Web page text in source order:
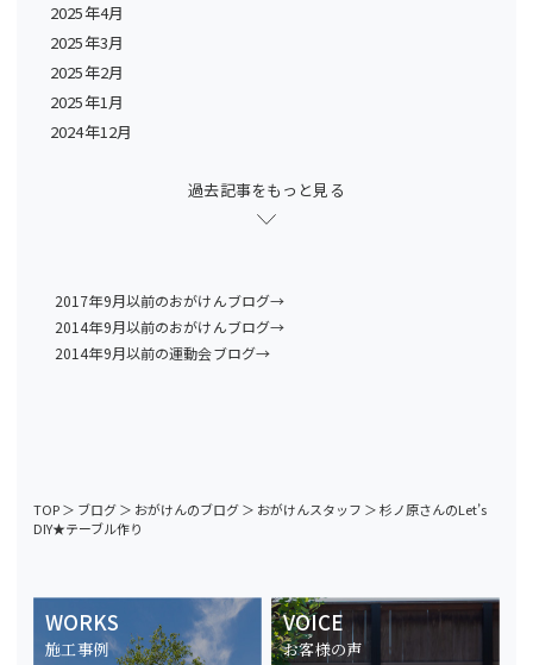
2025年4月
2025年3月
2025年2月
2025年1月
2024年12月
過去記事をもっと見る
2017年9月以前のおがけんブログ→
2014年9月以前のおがけんブログ→
2014年9月以前の運動会ブログ→
TOP＞ ブログ＞ おがけんのブログ＞ おがけんスタッフ ＞杉ノ原さんのLet’s
DIY★テーブル作り
WORKS
施工事例
VOICE
お客様の声